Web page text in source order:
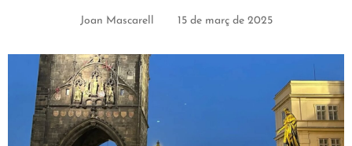
Joan Mascarell 15 de març de 2025